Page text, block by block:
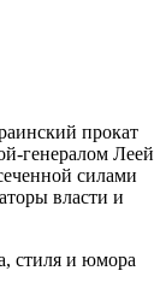
прокат
генералом Леей
силами
власти и
стиля и юмора